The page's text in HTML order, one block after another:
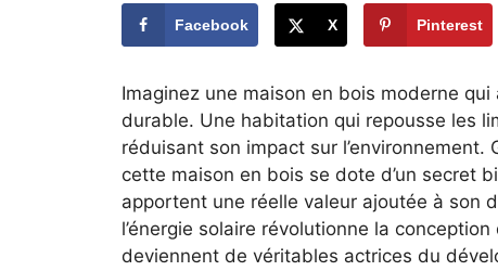
Facebook X Pinterest
Imaginez une ⁣maison⁢ en ‍bois moderne
durable. Une habitation qui repousse ⁢les‌
réduisant ⁢son impact sur
cette maison en bois se​ dote‌ d’un secret
apportent une‍ réelle valeur ajoutée à son
⁢l’énergie solaire révolutionne la
deviennent de véritables actrices‌ du